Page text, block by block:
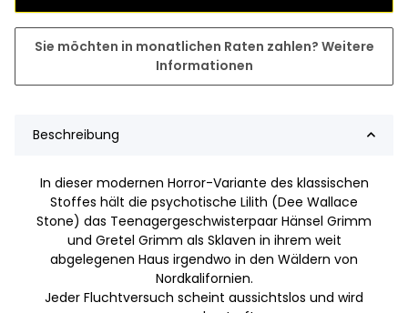
Sie möchten in monatlichen Raten zahlen? Weitere
Informationen
Beschreibung
In dieser modernen Horror-Variante des klassischen
Stoffes hält die psychotische Lilith (Dee Wallace
Stone) das Teenagergeschwisterpaar Hänsel Grimm
und Gretel Grimm als Sklaven in ihrem weit
abgelegenen Haus irgendwo in den Wäldern von
Nordkalifornien.
Jeder Fluchtversuch scheint aussichtslos und wird